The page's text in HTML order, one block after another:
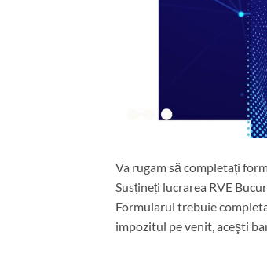
Va rugam să completați
Susțineți lucrarea RVE
Formularul trebuie
impozitul pe venit, aceşti